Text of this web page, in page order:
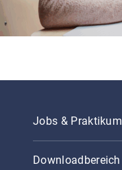
Jobs & Praktikum
Downloadbereich